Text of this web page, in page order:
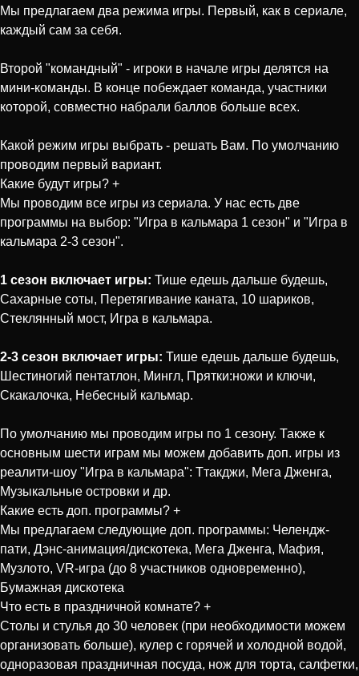
Мы предлагаем два режима игры. Первый, как в сериале,
каждый сам за себя.
Второй "командный" - игроки в начале игры делятся на
мини-команды. В конце побеждает команда, участники
которой, совместно набрали баллов больше всех.
Какой режим игры выбрать - решать Вам. По умолчанию
проводим первый вариант.
Какие будут игры? +
Мы проводим все игры из сериала. У нас есть две
программы на выбор: "Игра в кальмара 1 сезон" и "Игра в
кальмара 2-3 сезон".
1 сезон включает игры: Тише едешь дальше будешь,
Сахарные соты, Перетягивание каната, 10 шариков,
Стеклянный мост, Игра в кальмара.
2-3 сезон включает игры: Тише едешь дальше будешь,
Шестиногий пентатлон, Мингл, Прятки:ножи и ключи,
Скакалочка, Небесный кальмар.
По умолчанию мы проводим игры по 1 сезону. Также к
основным шести играм мы можем добавить доп. игры из
реалити-шоу "Игра в кальмара": Ттакджи, Мега Дженга,
Музыкальные островки и др.
Какие есть доп. программы? +
Мы предлагаем следующие доп. программы: Челендж-
пати, Дэнс-анимация/дискотека, Мега Дженга, Мафия,
Музлото, VR-игра (до 8 участников одновременно),
Бумажная дискотека
Что есть в праздничной комнате? +
Столы и стулья до 30 человек (при необходимости можем
организовать больше), кулер с горячей и холодной водой,
одноразовая праздничная посуда, нож для торта, салфетки,